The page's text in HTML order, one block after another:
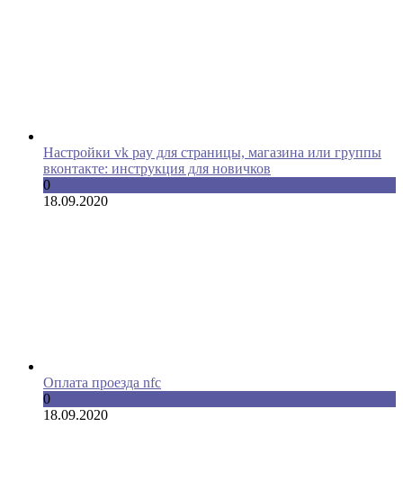
Настройки vk pay для страницы, магазина или группы
вконтакте: инструкция для новичков
0
18.09.2020
Оплата проезда nfc
0
18.09.2020